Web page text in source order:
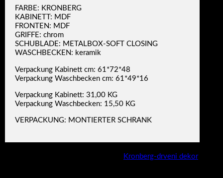
FARBE: KRONBERG
KABINETT: MDF
FRONTEN: MDF
GRIFFE: chrom
SCHUBLADE: METALBOX-SOFT CLOSING
WASCHBECKEN: keramik
Verpackung Kabinett cm: 61*72*48
Verpackung Waschbecken cm: 61*49*16
Verpackung Kabinett: 31,00 KG
Verpackung Waschbecken: 15,50 KG
VERPACKUNG: MONTIERTER SCHRANK
Kronberg-drveni dekor